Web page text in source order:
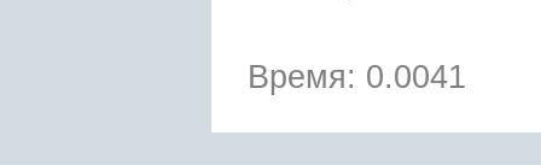
Время: 0.0041